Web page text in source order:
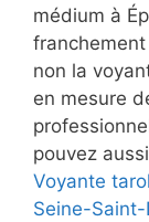
médium à
non la
en mesure
pouvez
Voyante
Seine-Saint-